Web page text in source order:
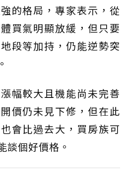
的格局，專家表示，從
買氣明顯放緩，但只要
段等加持，仍能逆勢突
幅較大且機能尚未完善
價仍未見下修，但在此
會比過去大，買房族可
談個好價格。